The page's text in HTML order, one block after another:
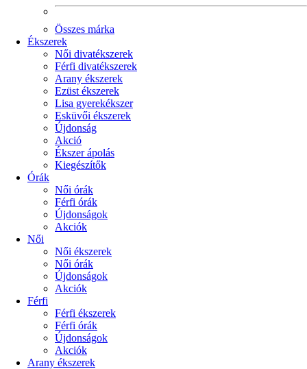
Összes márka
Ékszerek
Női divatékszerek
Férfi divatékszerek
Arany ékszerek
Ezüst ékszerek
Lisa gyerekékszer
Esküvői ékszerek
Újdonság
Akció
Ékszer ápolás
Kiegészítők
Órák
Női órák
Férfi órák
Újdonságok
Akciók
Női
Női ékszerek
Női órák
Újdonságok
Akciók
Férfi
Férfi ékszerek
Férfi órák
Újdonságok
Akciók
Arany ékszerek